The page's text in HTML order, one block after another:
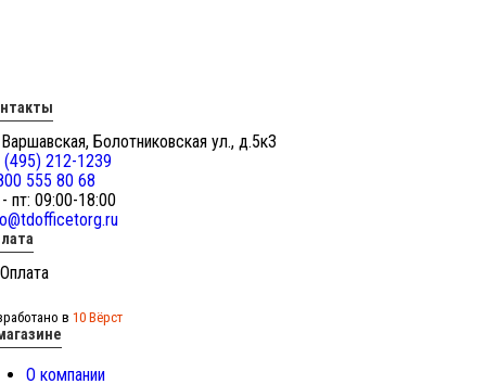
Болотниковская ул., д.5к3
(495) 212-1239
555 80 68
пт: 09:00-18:00
в 10 Вёрст
О компании